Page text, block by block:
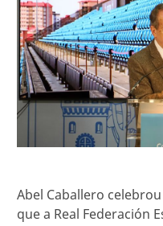
Abel Caballero
que a Real Federación